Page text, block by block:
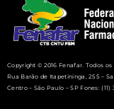
Copyright © 2016 Fenafar. Todos
Rua Barão de Itapetininga, 255 –
Centro – São Paulo – SP Fones: (11)